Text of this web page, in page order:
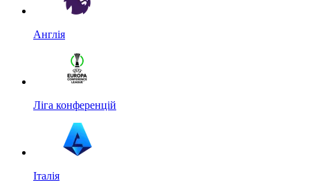
Англія
Ліга конференцій
Італія